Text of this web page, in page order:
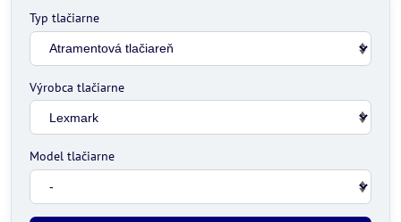
Typ tlačiarne
Výrobca tlačiarne
Model tlačiarne